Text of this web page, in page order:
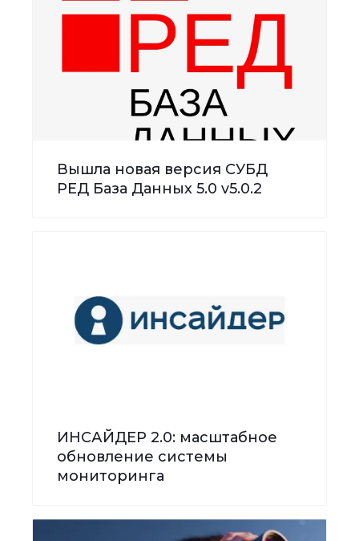
Вышла новая версия СУБД
РЕД База Данных 5.0 v5.0.2
ИНСАЙДЕР 2.0: масштабное
обновление системы
мониторинга